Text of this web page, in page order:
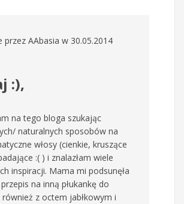
przez AAbasia w 30.05.2014
:),
na tego bloga szukając
naturalnych sposobów na
włosy (cienkie, kruszące
:( ) i znalazłam wiele
inspiracji. Mama mi podsunęła
na inną płukankę do
również z octem jabłkowym i